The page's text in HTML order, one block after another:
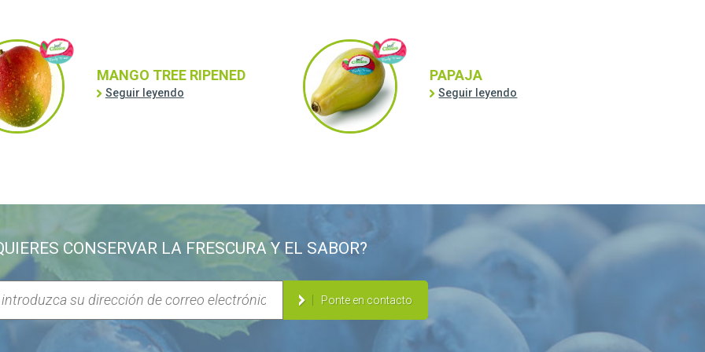
MANGO TREE RIPENED
Seguir leyendo
PAPAJA
Seguir leyendo
CONSERVAR LA FRESCURA Y EL SABOR?
Ponte en contacto